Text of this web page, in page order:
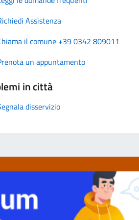
Assistenza
il comune +39 0342 809011
un appuntamento
in città
disservizio